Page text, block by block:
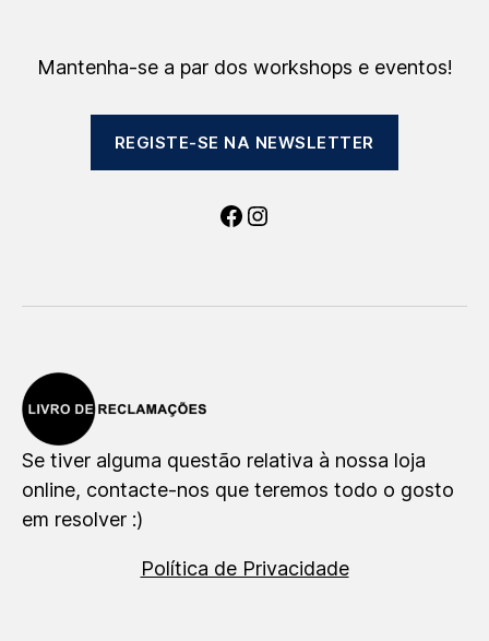
Mantenha-se a par dos workshops e eventos!
REGISTE-SE NA NEWSLETTER
Facebook
Instagram
Se tiver alguma questão relativa à nossa loja
online, contacte-nos que teremos todo o gosto
em resolver :)
Política de Privacidade